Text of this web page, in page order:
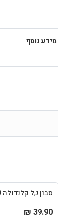
מידע נוסף
סבון ג,ל קלנדולה 250מ
39.90 ₪